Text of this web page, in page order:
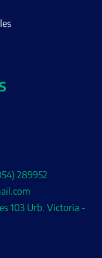
289952
103 Urb. Victoria -